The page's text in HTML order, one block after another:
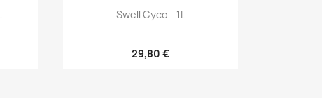
Vista rápida
Swell Cyco - 1L
29,80 €